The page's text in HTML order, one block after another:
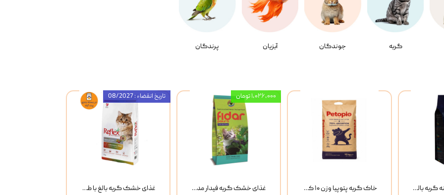
گربه جوندگان آبزیان پرندگان
غذای خشک گربه بالغ با طعم مرغ و برنج رفلکس Reflex Multi Color Chicken And Rice وزن 1 کیلوگرم
تاریخ انقضاء : 08/2027
غذای خشک گربه فیدار مدل Adult وزن 10 کیلوگرم
۱,۰۲۶,۰۰۰ تومان
خاک گربه پتوپیا وزن ۱۰ کیلوگرم غذای خشک روزانه گربه بالغ مفید MoFeed Adult Daily Cat Food وزن 2 کیلوگرم